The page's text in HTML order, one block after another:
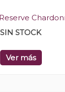
SIN STOCK
Ver más